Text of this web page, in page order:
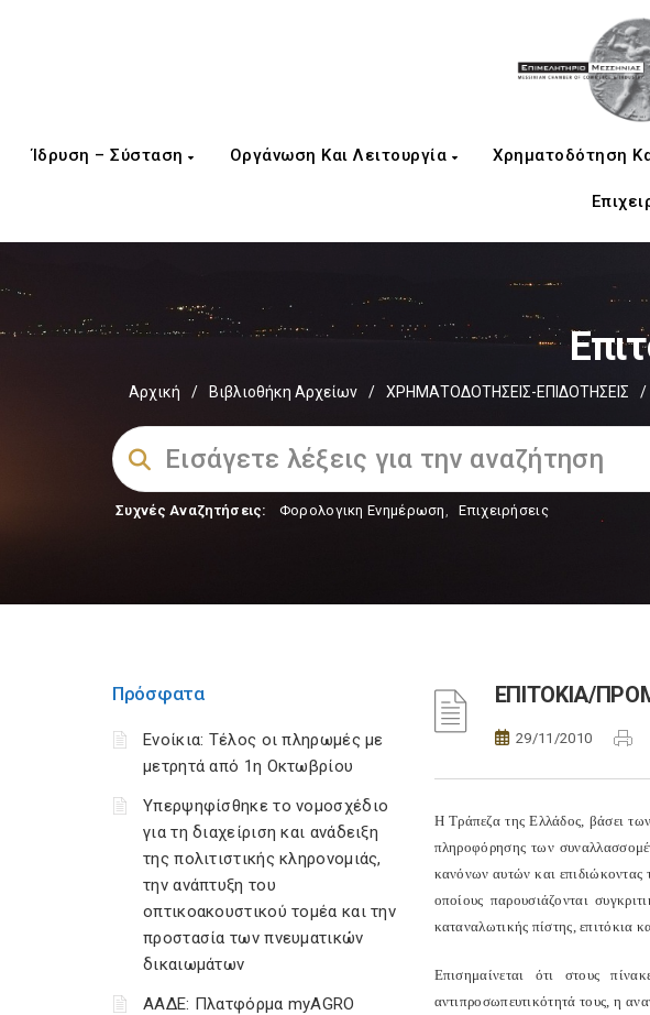
Ίδρυση – Σύσταση Οργάνωση Και Λειτουργία Χρηματοδότηση
Αρχική / Βιβλιοθήκη Αρχείων / ΧΡΗΜΑΤΟΔΟΤΗΣΕΙΣ-ΕΠΙΔΟΤΗΣΕΙΣ /
Συχνές Αναζητήσεις: Φορολογικη Ενημέρωση, Επιχειρήσεις
Πρόσφατα
Ενοίκια: Τέλος οι πληρωμές με
μετρητά από 1η Οκτωβρίου
Υπερψηφίσθηκε το νομοσχέδιο
για τη διαχείριση και ανάδειξη
της πολιτιστικής κληρονομιάς,
την ανάπτυξη του
οπτικοακουστικού τομέα και την
προστασία των πνευματικών
δικαιωμάτων
ΑΑΔΕ: Πλατφόρμα myAGRO
ΕΠΙΤΟΚΙΑ/
29/11/2010
Η Τράπεζα της Ελλάδος, βάσει
πληροφόρησης των
κανόνων αυτών και επιδιώκοντας
οποίους παρουσιάζονται
καταναλωτικής πίστης, επιτόκια
Επισημαίνεται ότι στους
αντιπροσωπευτικότητά τους, η